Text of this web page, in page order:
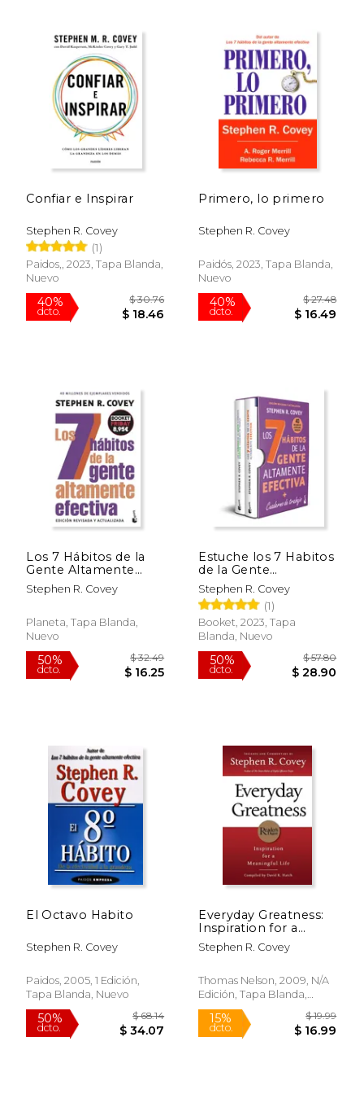
50%
dcto.
40%
dcto.
15%
dcto. $ 23.76
50%
dcto.
15%
dcto.
40%
dcto.
Confiar e Inspirar
Stephen R. Covey
(1)
Paidos,, 2023, Tapa Blanda,
Nuevo
Primero, lo primero
Stephen R. Covey
Paidós, 2023, Tapa Blanda,
Nuevo
Los 7 Hábitos de la
Gente Altamente
Efectiva: Edición
Revisada y Actualizada
Stephen R. Covey
Planeta, Tapa Blanda,
Nuevo
Estuche los 7 Habitos
de la Gente
Altamente Efectiva
Stephen R. Covey
(1)
Booket, 2023, Tapa
Blanda, Nuevo
El Octavo Habito
Stephen R. Covey
Paidos, 2005, 1 Edición,
Tapa Blanda, Nuevo
Everyday Greatness:
Inspiration for a
Meaningful Life (en
Inglés)
Stephen R. Covey
Thomas Nelson, 2009, N/A
Edición, Tapa Blanda,
Nuevo